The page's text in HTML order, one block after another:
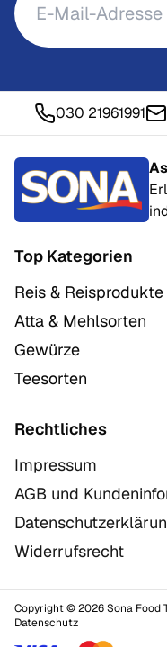
030 21961991
Top Kategorien
Reis & Reisprodukte
Atta & Mehlsorten
Gewürze
Teesorten
Rechtliches
Impressum
AGB und
Widerrufsrecht
Copyright © 2026 Sona Food
Datenschutz